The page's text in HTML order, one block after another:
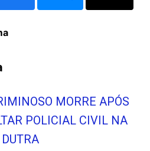
MORRE APÓS
POLICIAL CIVIL NA